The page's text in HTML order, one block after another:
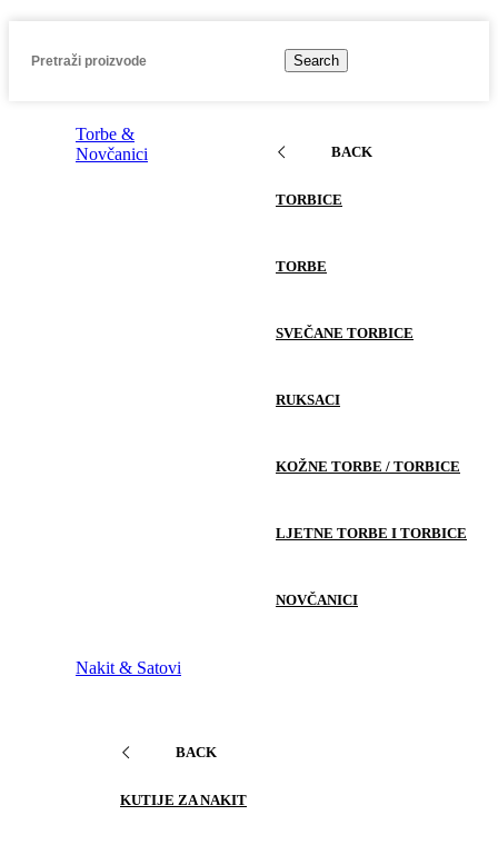
Search
Torbe &
Novčanici
BACK
TORBICE
TORBE
SVEČANE TORBICE
RUKSACI
KOŽNE TORBE / TORBICE
LJETNE TORBE I TORBICE
NOVČANICI
Nakit & Satovi
BACK
KUTIJE ZA NAKIT